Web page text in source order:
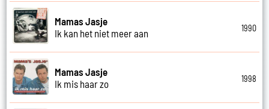
Mamas Jasje
Ik kan het niet meer aan
1990
Mamas Jasje
Ik mis haar zo
1998